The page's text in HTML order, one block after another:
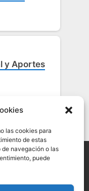
las cookies para
de estas
navegación o las
puede
y Aportes